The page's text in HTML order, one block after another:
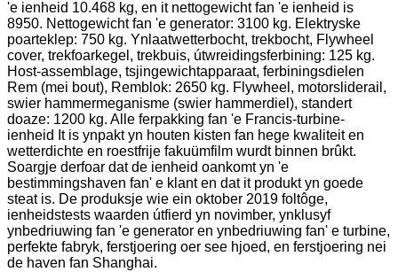
'e ienheid 10.468 kg, en it nettogewicht fan 'e ienheid is
8950. Nettogewicht fan 'e generator: 3100 kg. Elektryske
poarteklep: 750 kg. Ynlaatwetterbocht, trekbocht, Flywheel
cover, trekfoarkegel, trekbuis, útwreidingsferbining: 125 kg.
Host-assemblage, tsjingewichtapparaat, ferbiningsdielen
Rem (mei bout), Remblok: 2650 kg. Flywheel, motorsliderail,
swier hammermeganisme (swier hammerdiel), standert
doaze: 1200 kg. Alle ferpakking fan 'e Francis-turbine-
ienheid It is ynpakt yn houten kisten fan hege kwaliteit en
wetterdichte en roestfrije fakuümfilm wurdt binnen brûkt.
Soargje derfoar dat de ienheid oankomt yn 'e
bestimmingshaven fan' e klant en dat it produkt yn goede
steat is. De produksje wie ein oktober 2019 foltôge,
ienheidstests waarden útfierd yn novimber, ynklusyf
ynbedriuwing fan 'e generator en ynbedriuwing fan' e turbine,
perfekte fabryk, ferstjoering oer see hjoed, en ferstjoering nei
de haven fan Shanghai.